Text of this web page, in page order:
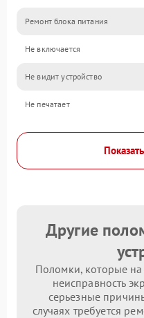
Ремонт блока питания
Не включается
Не видит устройство
Не печатает
Другие
Поломки, которые
неисправность
серьезные
случаях требуется